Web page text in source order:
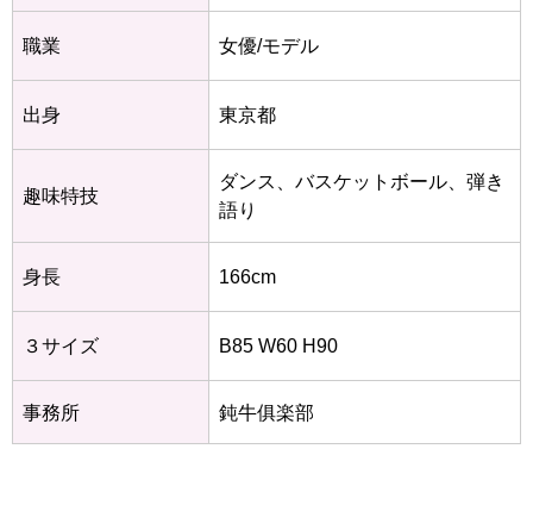
職業 女優/モデル
出身 東京都
趣味特技
ダンス、バスケットボール、弾き
語り
身長 166cm
３サイズ B85 W60 H90
事務所 鈍牛俱楽部